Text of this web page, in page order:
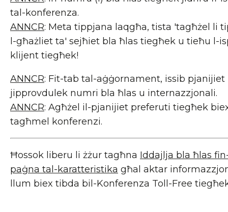
tal-konferenza.
ANNCR: Meta tippjana laqgħa, tista 'tagħżel li
l-għażliet ta' sejħiet bla ħlas tiegħek u tieħu l-
klijent tiegħek!
ANNCR: Fit-tab tal-aġġornament, issib pjanijiet
jipprovdulek numri bla ħlas u internazzjonali.
ANNCR: Agħżel il-pjanijiet preferuti tiegħek
tagħmel konferenzi.
Ħossok liberu li żżur tagħna Iddajlja bla ħlas
paġna tal-karatteristika għal aktar
llum biex tibda bil-Konferenza Toll-Free